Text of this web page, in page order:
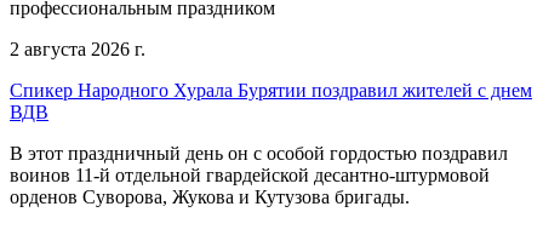
профессиональным праздником
2 августа 2026 г.
Спикер Народного Хурала Бурятии поздравил жителей с днем
ВДВ
В этот праздничный день он с особой гордостью поздравил
воинов 11-й отдельной гвардейской десантно-штурмовой
орденов Суворова, Жукова и Кутузова бригады.